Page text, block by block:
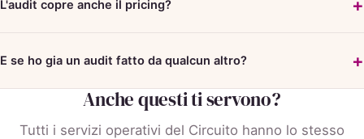
L'audit copre anche il pricing?
E se ho gia un audit fatto da qualcun altro?
Anche questi ti servono?
Tutti i servizi operativi del Circuito hanno lo stesso